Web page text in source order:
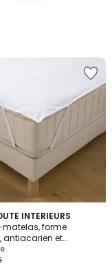
INTERIEURS
matelas, forme
antiacarien et